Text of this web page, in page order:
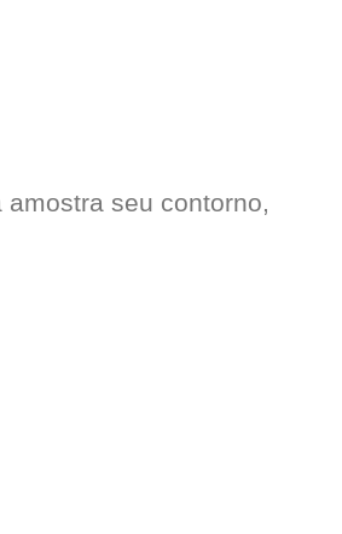
seu contorno,